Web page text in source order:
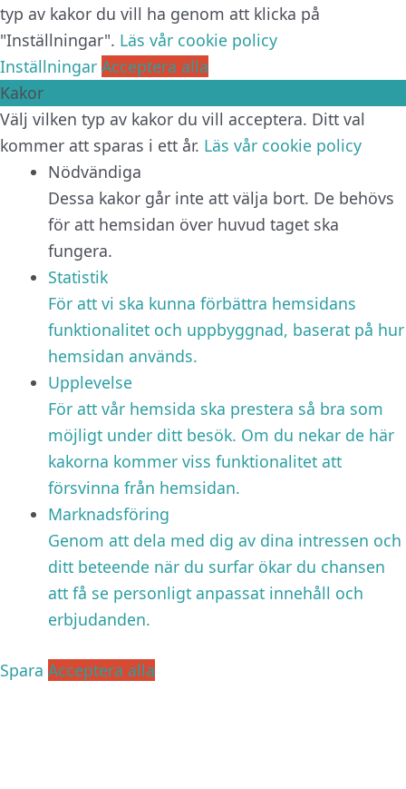
typ av kakor du vill ha genom att klicka på
"Inställningar". Läs vår cookie policy
Inställningar Acceptera alla
Kakor
Välj vilken typ av kakor du vill acceptera. Ditt val
kommer att sparas i ett år. Läs vår cookie policy
Nödvändiga
Dessa kakor går inte att välja bort. De behövs
för att hemsidan över huvud taget ska
fungera.
Statistik
För att vi ska kunna förbättra hemsidans
funktionalitet och uppbyggnad, baserat på hur
hemsidan används.
Upplevelse
För att vår hemsida ska prestera så bra som
möjligt under ditt besök. Om du nekar de här
kakorna kommer viss funktionalitet att
försvinna från hemsidan.
Marknadsföring
Genom att dela med dig av dina intressen och
ditt beteende när du surfar ökar du chansen
att få se personligt anpassat innehåll och
erbjudanden.
Spara Acceptera alla